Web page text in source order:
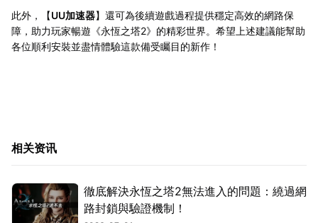
此外，【UU加速器】還可為後續遊戲過程提供穩定高效的網路保
障，助力玩家暢遊《永恆之塔2》的精彩世界。希望上述建議能幫助
各位順利安裝並盡情體驗這款備受矚目的新作！
相关资讯
徹底解決永恆之塔2無法進入的問題：繞過網
路封鎖與驗證機制！